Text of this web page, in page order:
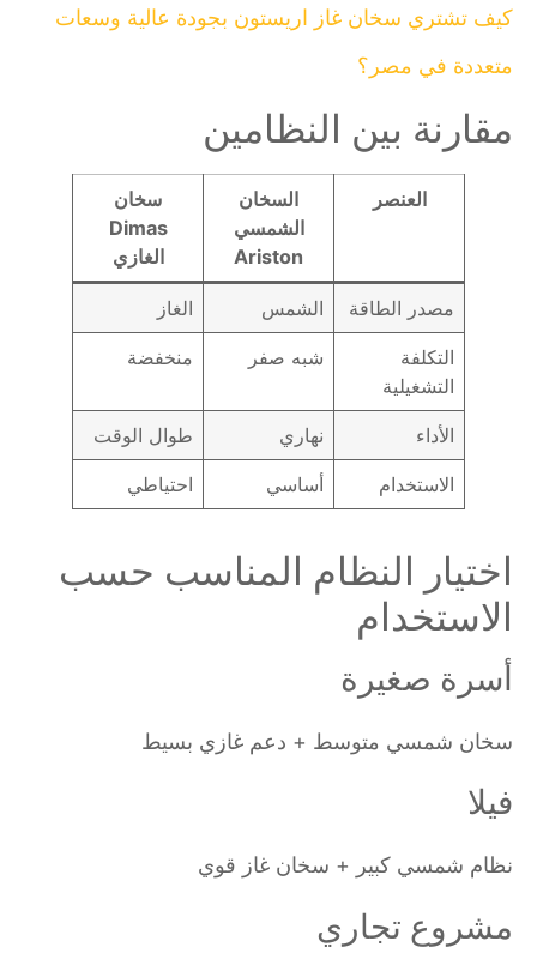
كيف تشتري سخان غاز اريستون بجودة عالية وسعات
متعددة في مصر؟
مقارنة بين النظامين
العنصر
السخان
الشمسي
Ariston
سخان
Dimas
الغازي
مصدر الطاقة الشمس الغاز
التكلفة
التشغيلية
شبه صفر منخفضة
الأداء نهاري طوال الوقت
الاستخدام أساسي احتياطي
اختيار النظام المناسب حسب
الاستخدام
أسرة صغيرة
سخان شمسي متوسط + دعم غازي بسيط
فيلا
نظام شمسي كبير + سخان غاز قوي
مشروع تجاري